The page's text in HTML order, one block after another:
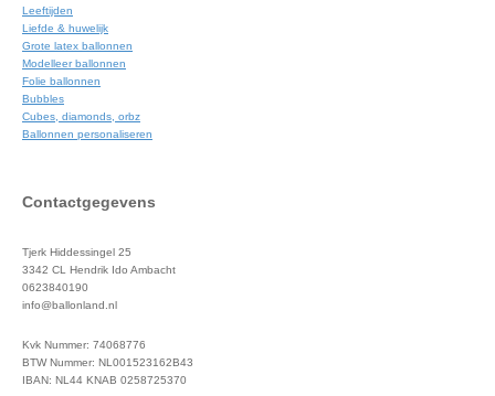
Leeftijden
Liefde & huwelijk
Grote latex ballonnen
Modelleer ballonnen
Folie ballonnen
Bubbles
Cubes, diamonds, orbz
Ballonnen personaliseren
Contactgegevens
Tjerk Hiddessingel 25
3342 CL Hendrik Ido Ambacht
0623840190
info@ballonland.nl
Kvk Nummer: 74068776
BTW Nummer: NL001523162B43
IBAN: NL44 KNAB 0258725370